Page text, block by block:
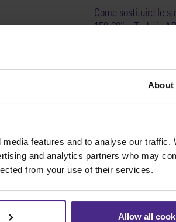
About
features and to analyse our traffic.
and analytics partners who may
from your use of their services.
Allow all
Come sostituire le
152-60” o Technic